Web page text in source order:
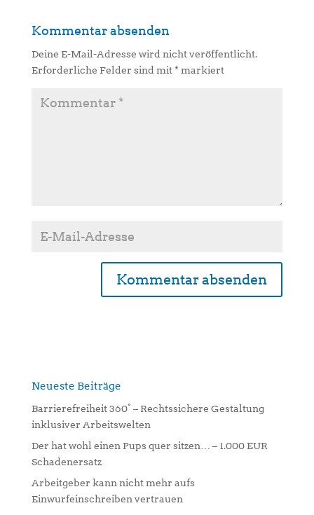
Kommentar absenden
Deine E-Mail-Adresse wird nicht veröffentlicht.
Erforderliche Felder sind mit* markiert
n
t
v
e
:
Neueste Beiträge
Barrierefreiheit 360° – Rechtssichere Gestaltung
inklusiver Arbeitswelten
Der hat wohl einen Pups quer sitzen… – 1.000 EUR
Schadenersatz
Arbeitgeber kann nicht mehr aufs
Einwurfeinschreiben vertrauen